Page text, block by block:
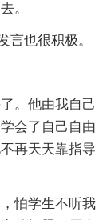
。
言也很积极。
。他由我自己
会了自己自由
再天天靠指导
怕学生不听我